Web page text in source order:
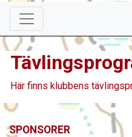
Här finns klubbens
SPONSORER